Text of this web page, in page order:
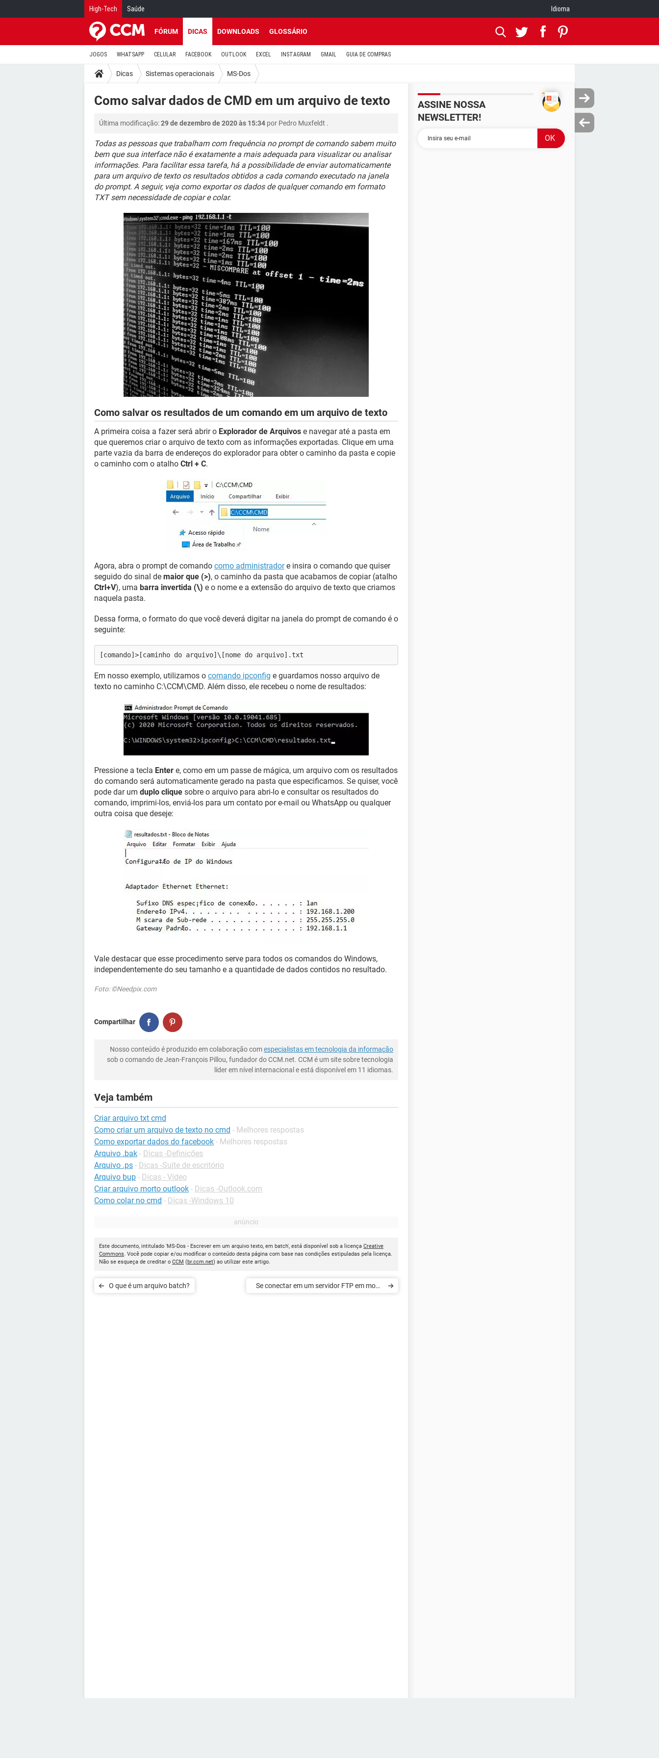
High-Tech Saúde Idioma
FÓRUM DICAS DOWNLOADS GLOSSÁRIO
JOGOS WHATSAPP CELULAR FACEBOOK OUTLOOK EXCEL INSTAGRAM GMAIL GUIA DE COMPRAS
Dicas Sistemas operacionais MS-Dos
Como salvar dados de CMD em um arquivo de texto
Última modificação:29 de dezembro de 2020 às 15:34 por Pedro Muxfeldt .
Todas as pessoas que trabalham com frequência no prompt de comando sabem muito
bem que sua interface não é exatamente a mais adequada para visualizar ou analisar
informações. Para facilitar essa tarefa, há a possibilidade de enviar automaticamente
para um arquivo de texto os resultados obtidos a cada comando executado na janela
do prompt. A seguir, veja como exportar os dados de qualquer comando em formato
TXT sem necessidade de copiar e colar.
Como salvar os resultados de um comando em um arquivo de texto
A primeira coisa a fazer será abrir o Explorador de Arquivos e navegar até a pasta em
que queremos criar o arquivo de texto com as informações exportadas. Clique em uma
parte vazia da barra de endereços do explorador para obter o caminho da pasta e copie
o caminho com o atalho Ctrl + C.
Agora, abra o prompt de comando como administradore insira o comando que quiser
seguido do sinal de maior que (>), o caminho da pasta que acabamos de copiar (atalho
Ctrl+V), uma barra invertida (\) e o nome e a extensão do arquivo de texto que criamos
naquela pasta.
Dessa forma, o formato do que você deverá digitar na janela do prompt de comando é o
seguinte:
[comando]>[caminho do arquivo]\[nome do arquivo].txt
Em nosso exemplo, utilizamos o comando ipconfig e guardamos nosso arquivo de
texto no caminho C:\CCM\CMD. Além disso, ele recebeu o nome de resultados:
Pressione a tecla Enter e, como em um passe de mágica, um arquivo com os resultados
do comando será automaticamente gerado na pasta que especificamos. Se quiser, você
pode dar um duplo clique sobre o arquivo para abri-lo e consultar os resultados do
comando, imprimi-los, enviá-los para um contato por e-mail ou WhatsApp ou qualquer
outra coisa que deseje:
Vale destacar que esse procedimento serve para todos os comandos do Windows,
independentemente do seu tamanho e a quantidade de dados contidos no resultado.
Foto: ©Needpix.com
Compartilhar
Nosso conteúdo é produzido em colaboração comespecialistas em tecnologia da informação
sob o comando de Jean-François Pillou, fundador do CCM.net. CCM é um site sobre tecnologia
líder em nível internacional e está disponível em 11 idiomas.
Veja também
Criar arquivo txt cmd
Como criar um arquivo de texto no cmd - Melhores respostas
Como exportar dados do facebook - Melhores respostas
Arquivo .bak - Dicas -Definições
Arquivo .ps - Dicas -Suíte de escritório
Arquivo bup - Dicas - Vídeo
Criar arquivo morto outlook - Dicas -Outlook.com
Como colar no cmd - Dicas -Windows 10
Este documento, intitulado 'MS-Dos - Escrever em um arquivo texto, em batch', está disponível sob a licença Creative
Commons . Você pode copiar e/ou modificar o conteúdo desta página com base nas condições estipuladas pela licença.
Não se esqueça de creditar o CCM (br.ccm.net) ao utilizar este artigo.
O que é um arquivo batch?
Se conectar em um servidor FTP em modo
ASSINE NOSSA
NEWSLETTER!